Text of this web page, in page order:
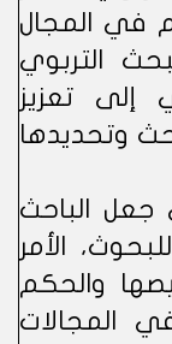
في المجال
التربوي
إلى تعزيز
وتحديدها
جعل الباحث
الأمر
والحكم
المجالات